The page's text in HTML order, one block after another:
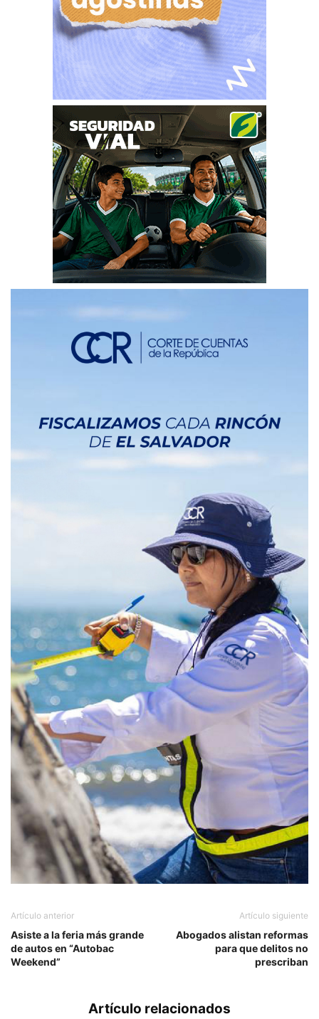
Artículo anterior
Asiste a la feria más grande
de autos en “Autobac
Weekend”
Artículo siguiente
Abogados alistan reformas
para que delitos no
prescriban
Artículo relacionados